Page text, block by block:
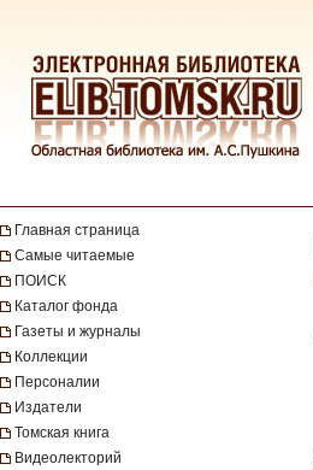
Главная страница
Самые читаемые
ПОИСК
Каталог фонда
Газеты и журналы
Коллекции
Персоналии
Издатели
Томская книга
Видеолекторий